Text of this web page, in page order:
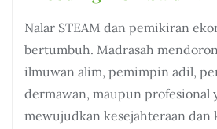
Nalar STEAM dan pemikiran
bertumbuh. Madrasah
ilmuwan alim, pemimpin adil,
dermawan, maupun profesional
mewujudkan kesejahteraan dan